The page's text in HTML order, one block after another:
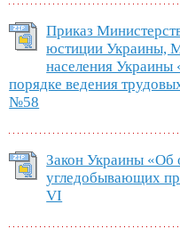
Приказ
юстиции Украины,
населения
порядке ведения
№58
Закон Украины «Об
угледобывающих
VI